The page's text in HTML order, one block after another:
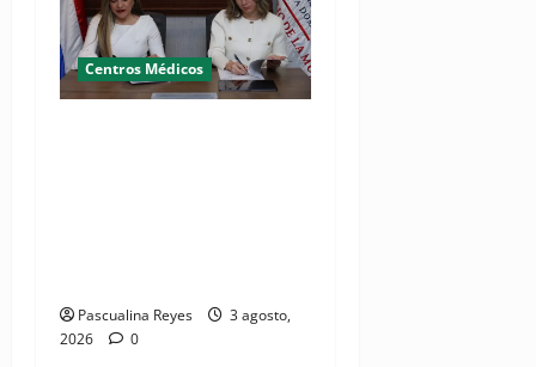
Centros Médicos
Pascualina Reyes
3 agosto,
2026
0